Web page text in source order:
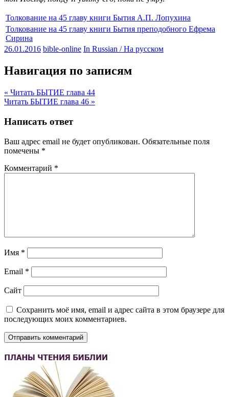
Толкование на 45 главу книги Бытия А.П. Лопухина
Толкование на 45 главу книги Бытия преподобного Ефрема
Сирина
26.01.2016 bible-online In Russian / На русском
Навигация по записям
« Читать БЫТИЕ глава 44
Читать БЫТИЕ глава 46 »
Написать ответ
Ваш адрес email не будет опубликован. Обязательные поля
помечены *
Комментарий *
Имя *
Email *
Сайт
Сохранить моё имя, email и адрес сайта в этом браузере для
последующих моих комментариев.